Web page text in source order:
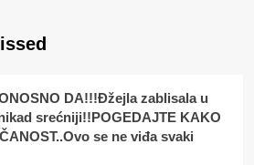
DA!!!Đžejla zablisala u
srećniji!!POGEDAJTE KAKO
se ne viđa svaki